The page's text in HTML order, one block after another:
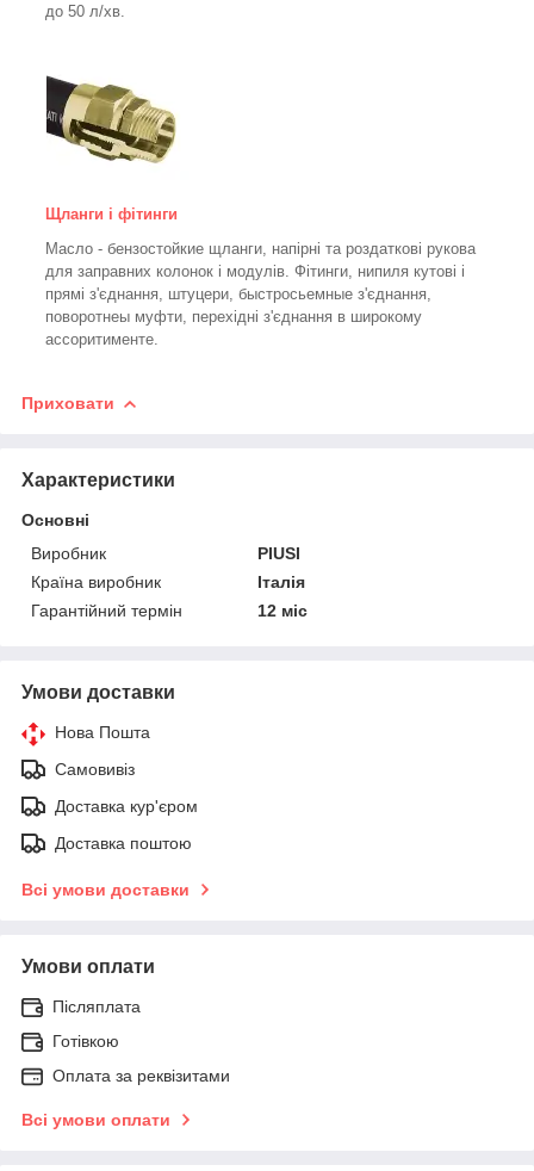
до 50 л/хв.
Щланги і фітинги
Масло - бензостойкие щланги, напірні та роздаткові рукова
для заправних колонок і модулів. Фітинги, нипиля кутові і
прямі з'єднання, штуцери, быстросьемные з'єднання,
поворотнеы муфти, перехідні з'єднання в широкому
ассоритименте.
Приховати
Характеристики
Основні
Виробник
PIUSI
Країна виробник
Італія
Гарантійний термін
12 міс
Умови доставки
Нова Пошта
Самовивіз
Доставка кур'єром
Доставка поштою
Всі умови доставки
Умови оплати
Післяплата
Готівкою
Оплата за реквізитами
Всі умови оплати